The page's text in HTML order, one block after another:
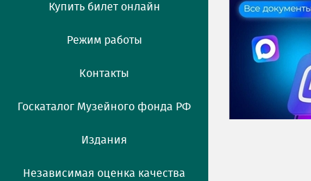
Купить билет онлайн
Режим работы
Контакты
Госкаталог Музейного фонда РФ
Издания
Независимая оценка качества